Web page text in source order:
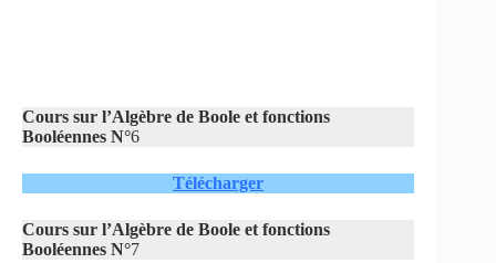
Cours sur l’Algèbre de Boole et fonctions
Booléennes N°6
Télécharger
Cours sur l’Algèbre de Boole et fonctions
Booléennes N°7